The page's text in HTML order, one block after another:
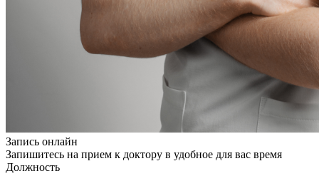
Запись онлайн
Запишитесь на прием к доктору в удобное для вас время
Должность